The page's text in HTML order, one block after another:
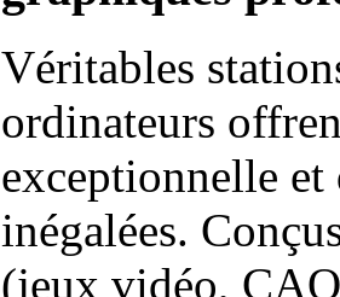
Véritables
ordinateurs
exceptionnelle et
inégalées.
(jeux vidéo,